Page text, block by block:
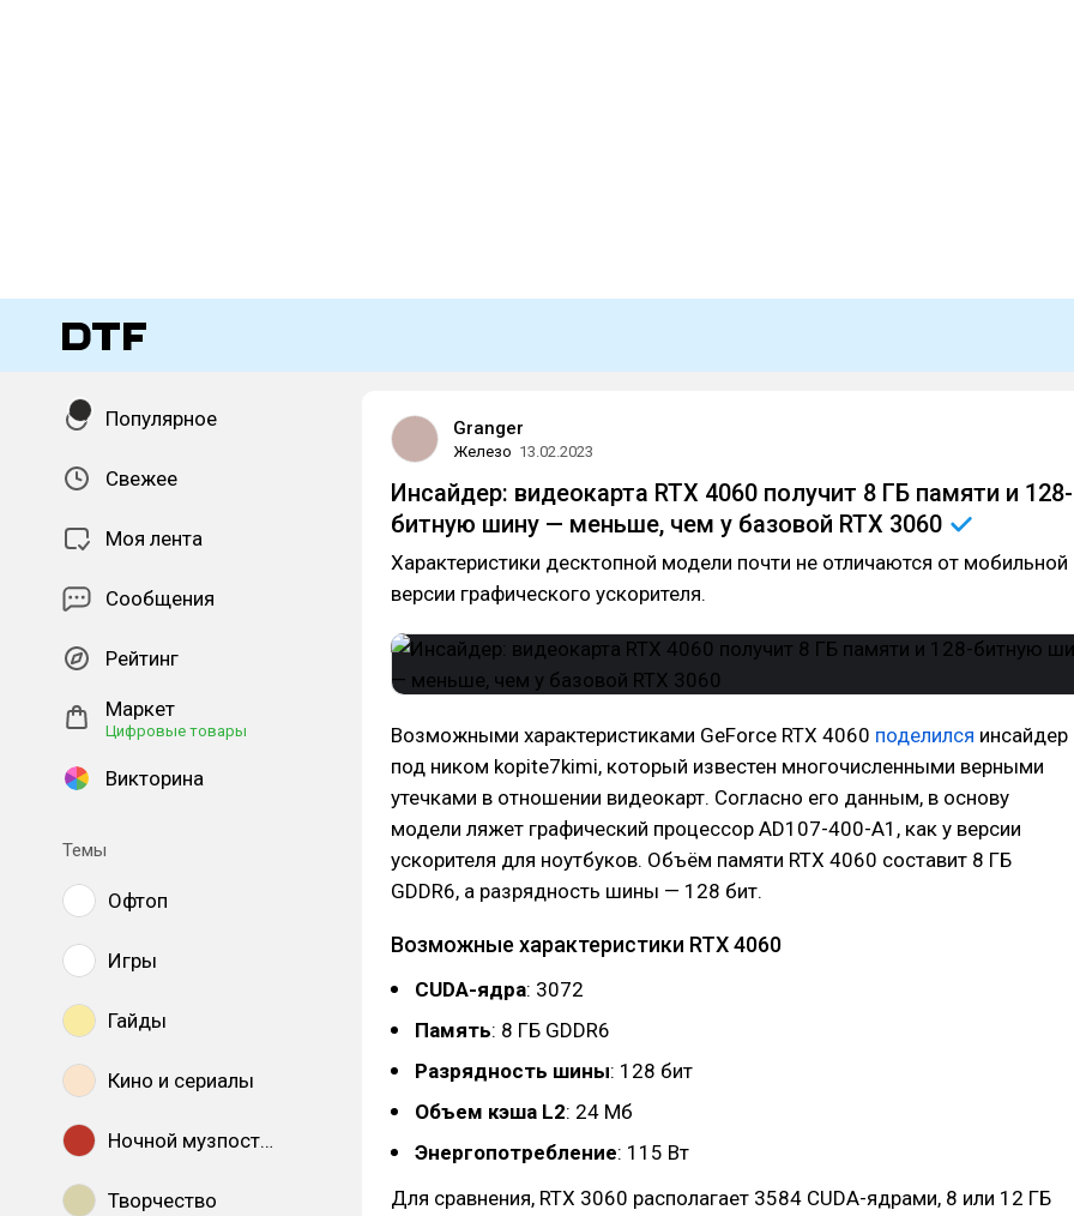
Популярное
Свежее
Моя лента
Сообщения
Рейтинг
Маркет
Цифровые товары
Викторина
Темы
Офтоп
Игры
Гайды
Кино и сериалы
Ночной музпостинг
Творчество
Granger
Железо 13.02.2023
Инсайдер: видеокарта RTX 4060 получит 8 ГБ памяти и 128-
битную шину — меньше, чем у базовой RTX 3060
Характеристики десктопной модели почти не отличаются от мобильной
версии графического ускорителя.
Возможными характеристиками GeForce RTX 4060 поделился инсайдер
под ником kopite7kimi, который известен многочисленными верными
утечками в отношении видеокарт. Согласно его данным, в основу
модели ляжет графический процессор AD107-400-A1, как у версии
ускорителя для ноутбуков. Объём памяти RTX 4060 составит 8 ГБ
GDDR6, а разрядность шины — 128 бит.
Возможные характеристики RTX 4060
CUDA-ядра: 3072
Память: 8 ГБ GDDR6
Разрядность шины: 128 бит
Объем кэша L2: 24 Мб
Энергопотребление: 115 Вт
Для сравнения, RTX 3060 располагает 3584 CUDA-ядрами, 8 или 12 ГБ